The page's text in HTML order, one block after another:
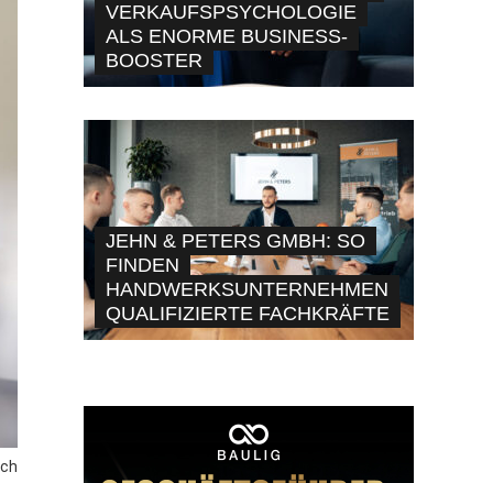
VERKAUFSPSYCHOLOGIE
ALS ENORME BUSINESS-
BOOSTER
JEHN & PETERS GMBH: SO
FINDEN
HANDWERKSUNTERNEHMEN
QUALIFIZIERTE FACHKRÄFTE